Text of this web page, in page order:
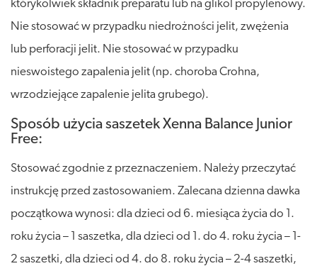
którykolwiek składnik preparatu lub na glikol propylenowy.
Nie stosować w przypadku niedrożności jelit, zwężenia
lub perforacji jelit. Nie stosować w przypadku
nieswoistego zapalenia jelit (np. choroba Crohna,
wrzodziejące zapalenie jelita grubego).
Sposób użycia saszetek Xenna Balance Junior
Free:
Stosować zgodnie z przeznaczeniem. Należy przeczytać
instrukcję przed zastosowaniem. Zalecana dzienna dawka
początkowa wynosi: dla dzieci od 6. miesiąca życia do 1.
roku życia – 1 saszetka, dla dzieci od 1. do 4. roku życia – 1-
2 saszetki, dla dzieci od 4. do 8. roku życia – 2-4 saszetki,